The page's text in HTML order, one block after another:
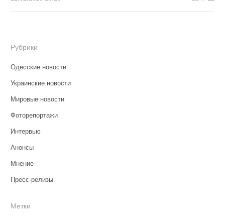
Рубрики
Одесские новости
Украинские новости
Мировые новости
Фоторепортажи
Интервью
Анонсы
Мнение
Пресс-релизы
Метки